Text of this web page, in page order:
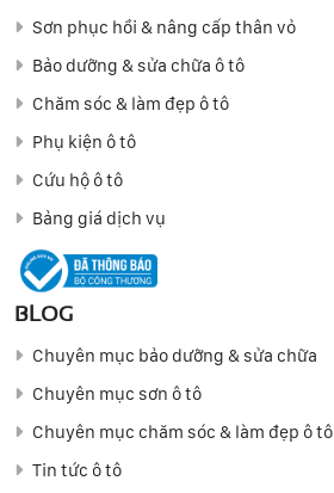
Sơn phục hồi & nâng cấp thân vỏ
Bảo dưỡng & sửa chữa ô tô
Chăm sóc & làm đẹp ô tô
Phụ kiện ô tô
Cứu hộ ô tô
Bảng giá dịch vụ
BLOG
Chuyên mục bảo dưỡng & sửa chữa
Chuyên mục sơn ô tô
Chuyên mục chăm sóc & làm đẹp ô tô
Tin tức ô tô